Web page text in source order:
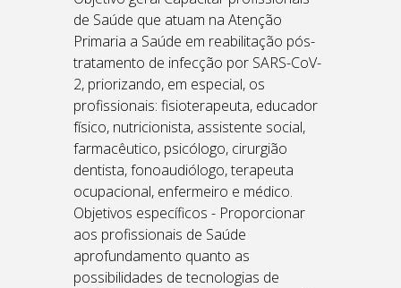
de Saúde que atuam na Atenção
Primaria a Saúde em reabilitação pós-
tratamento de infecção por SARS-CoV-
2, priorizando, em especial, os
profissionais: fisioterapeuta, educador
físico, nutricionista, assistente social,
farmacêutico, psicólogo, cirurgião
dentista, fonoaudiólogo, terapeuta
ocupacional, enfermeiro e médico.
Objetivos específicos - Proporcionar
aos profissionais de Saúde
aprofundamento quanto as
possibilidades de tecnologias de